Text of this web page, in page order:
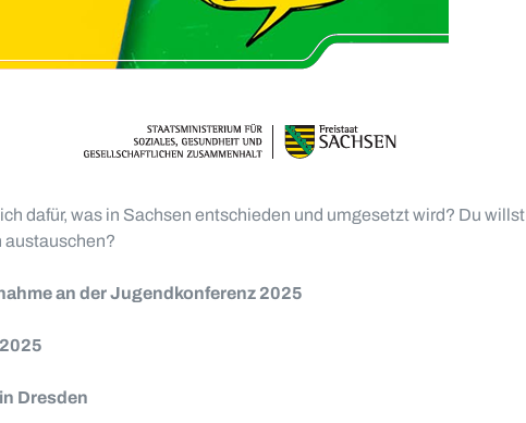
dafür, was in Sachsen entschieden und umgesetzt wird? Du willst
austauschen?
an der Jugendkonferenz 2025
Dresden